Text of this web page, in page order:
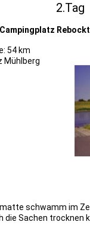
2.Tag
Campingplatz
schwamm im
Sachen trocknen